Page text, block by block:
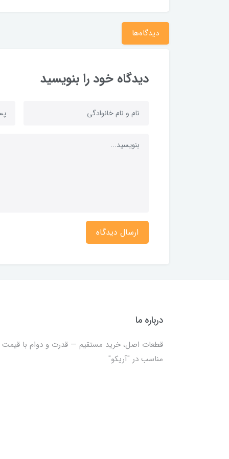
دیدگاه‌ها
دیدگاه خود را بنویسید
ارسال دیدگاه
درباره ما
قطعات اصل، خرید مستقیم — قدرت و دوام با قیمت
مناسب در "آریکو"